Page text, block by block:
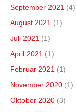
September 2021 (4)
August 2021 (1)
Juli 2021 (1)
April 2021 (1)
Februar 2021 (1)
November 2020 (1)
Oktober 2020 (3)